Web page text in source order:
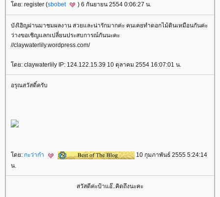
ดย: register (sbobet ) 6 กันยายน 2554 0:06:27 น.
บังเิอิญผ่านมาชมผลงาน สวยและน่ารักมากค่ะ คนเคยทำดอกไม้ดินเหมือนกันค่ะ
ว่างขอเชิญแลกเปลี่ยนประสบการณ์กันนะคะ
//claywaterlily.wordpress.com/
ดย: claywaterlily IP: 124.122.15.39 10 ตุลาคม 2554 16:07:01 น.
อรุณสวัสดิ์ครับ
ดย: กะว่าก๋า
10 กุมภาพันธ์ 2555 5:24:14
น.
สวัสดีค่ะป้าแอ๊..คิดถึงนะคะ